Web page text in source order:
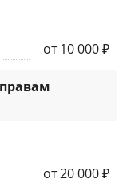
от 10 000 ₽
от 20 000 ₽